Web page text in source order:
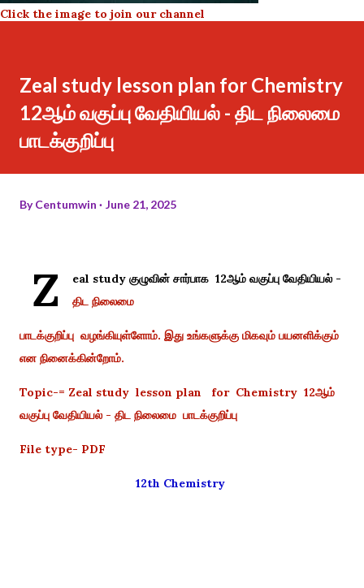
Click the image to join our channel
Zeal study lesson plan for Chemistry
12ஆம் வகுப்பு வேதியியல் - திட நிலைமை
பாடக்குறிப்பு
ByCentumwin June 21, 2025
Z
eal study குழுவின் சார்பாக 12ஆம் வகுப்பு வேதியியல் -
திட நிலைமை
பாடக்குறிப்பு வழங்கியுள்ளோம். இது உங்களுக்கு மிகவும் பயனளிக்கும்
என நினைக்கின்றோம்.
Topic-= Zeal study lesson plan for Chemistry 12ஆம்
வகுப்பு வேதியியல் - திட நிலைமை பாடக்குறிப்பு
File type- PDF
12th Chemistry